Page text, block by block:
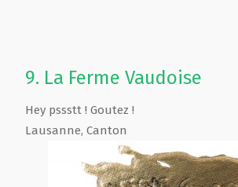
9. La Ferme Vaudoise
Hey pssstt ! Goutez !
Lausanne, Canton